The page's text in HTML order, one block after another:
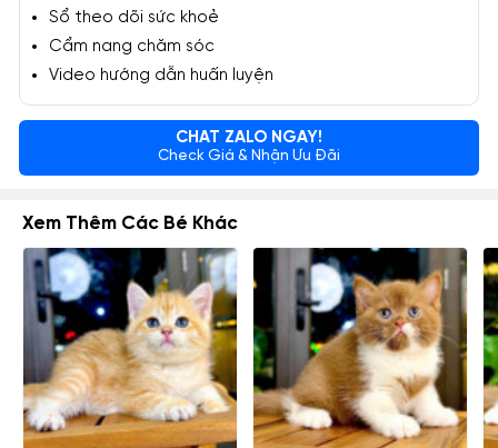
Sổ theo dõi sức khoẻ
Cẩm nang chăm sóc
Video hướng dẫn huấn luyện
CHAT ZALO NGAY!
Check Giá & Nhận Ưu Đãi
Xem Thêm Các Bé Khác